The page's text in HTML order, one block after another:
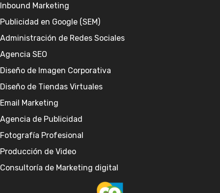
Inbound Marketing
Publicidad en Google (SEM)
Administración de Redes Sociales
Agencia SEO
Diseño de Imagen Corporativa
Diseño de Tiendas Virtuales
Email Marketing
Agencia de Publicidad
Fotografía Profesional
Producción de Video
Consultoría de Marketing digital